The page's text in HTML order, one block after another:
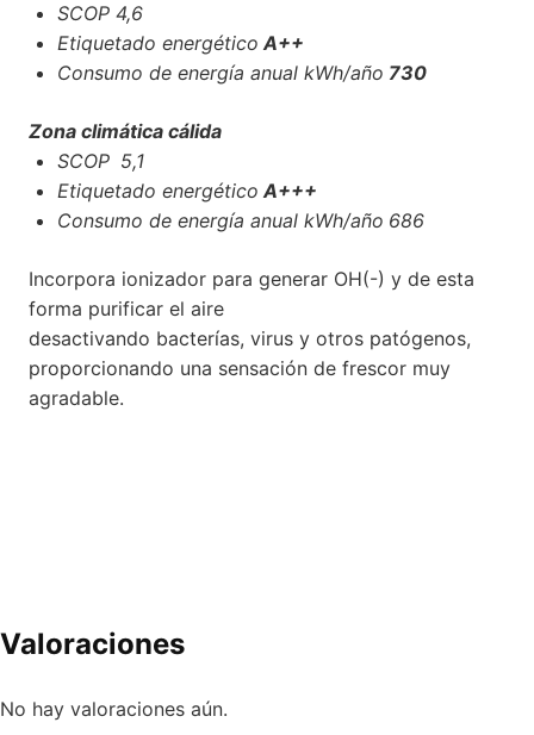
SCOP 4,6
Etiquetado energético A++
Consumo de energía anual kWh/año 730
Zona climática cálida
SCOP 5,1
Etiquetado energético A+++
Consumo de energía anual kWh/año 686
Incorpora ionizador para generar OH(-) y de esta
forma purificar el aire
desactivando bacterías, virus y otros patógenos,
proporcionando una sensación de frescor muy
agradable.
Valoraciones
No hay valoraciones aún.